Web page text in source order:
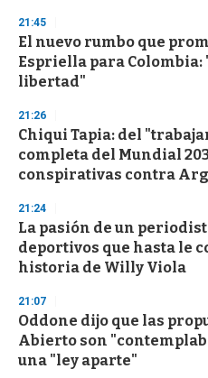
d
s
21:45
El nuevo rumbo que
Espriella para
libertad"
21:26
Chiqui Tapia: del
completa del Mundial
conspirativas contra
21:24
La pasión de un
deportivos que hasta le
historia de Willy Viola
21:07
Oddone dijo que las
Abierto son
una "ley aparte"